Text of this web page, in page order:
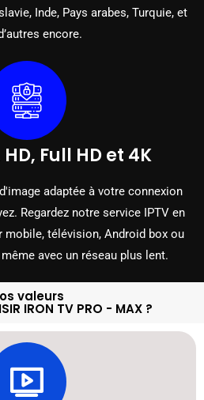
Inde, Pays arabes, Turquie, et
encore.
Full HD et 4K
adaptée à votre connexion
Regardez notre service IPTV en
mobile, télévision, Android box ou
avec un réseau plus lent.
valeurs
IRON TV PRO - MAX ?